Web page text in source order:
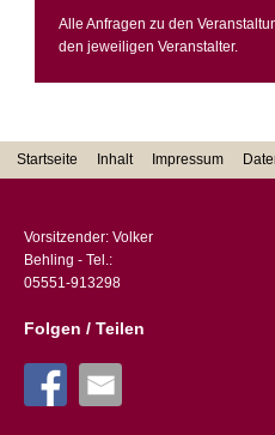
Alle Anfragen zu den
den jeweiligen Veranstalter.
Startseite Inhalt Impressum
Vorsitzender: Volker
Behling - Tel.:
05551-913298
Folgen / Teilen